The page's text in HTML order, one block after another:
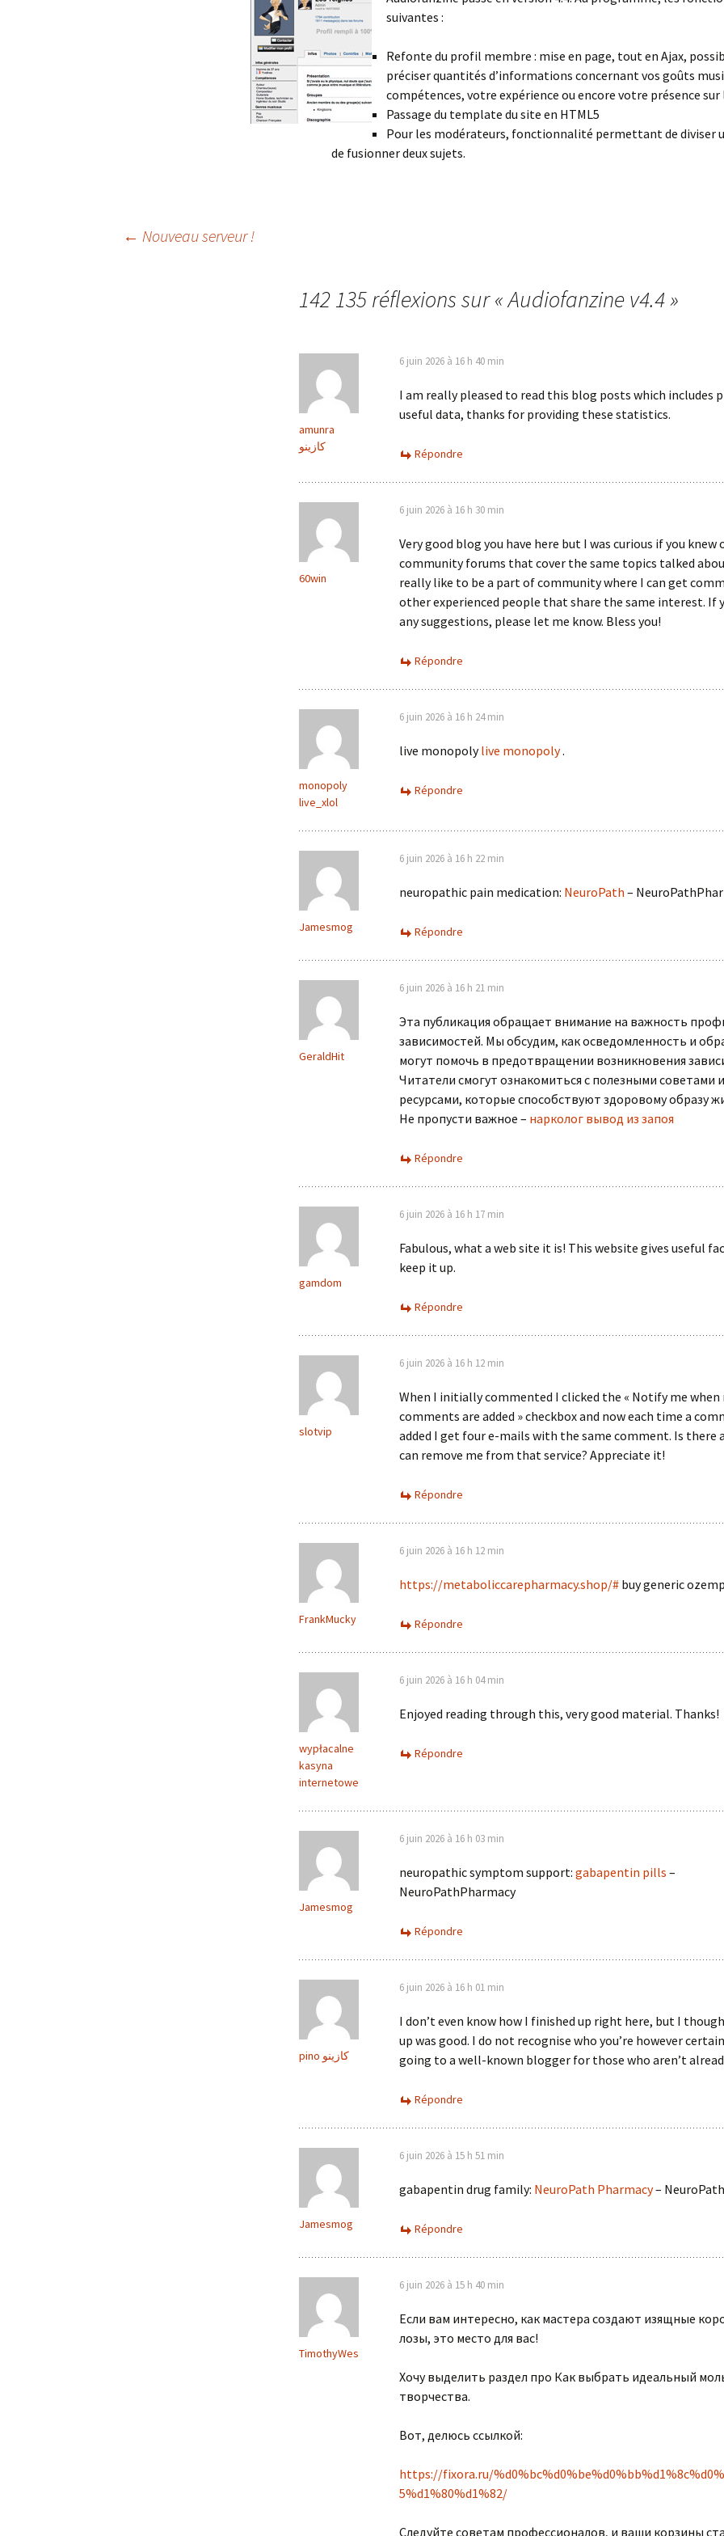
suivantes :
Refonte du profil membre : mise en page, tout en Ajax,
préciser quantités d’informations concernant vos goûts
compétences, votre expérience ou encore votre présence sur
Passage du template du site en HTML5
Pour les modérateurs, fonctionnalité permettant de diviser
de fusionner deux sujets.
Navigation
← Nouveau serveur !
142 135 réflexions sur «Audiofanzine v4.4»
amunra
كازينو
6 juin 2026 à 16 h 40 min
I am really pleased to read this blog posts which includes
useful data, thanks for providing these statistics.
Répondre
60win
6 juin 2026 à 16 h 30 min
Very good blog you have here but I was curious if you knew
community forums that cover the same topics talked
really like to be a part of community where I can get
other experienced people that share the same interest. If
any suggestions, please let me know. Bless you!
Répondre
monopoly
live_xlol
6 juin 2026 à 16 h 24 min
live monopolylive monopoly.
Répondre
Jamesmog
6 juin 2026 à 16 h 22 min
neuropathic pain medication: NeuroPath –
Répondre
GeraldHit
6 juin 2026 à 16 h 21 min
Эта публикация обращает внимание на важность
зависимостей. Мы обсудим, как осведомленность и
могут помочь в предотвращении возникновения
Читатели смогут ознакомиться с полезными советами и
ресурсами, которые способствуют здоровому образу
Не пропусти важное – нарколог вывод из запоя
Répondre
gamdom
6 juin 2026 à 16 h 17 min
Fabulous, what a web site it is! This website gives useful
keep it up.
Répondre
slotvip
6 juin 2026 à 16 h 12 min
When I initially commented I clicked the « Notify me when
comments are added » checkbox and now each time a
added I get four e-mails with the same comment. Is there
can remove me from that service? Appreciate it!
Répondre
FrankMucky
6 juin 2026 à 16 h 12 min
https://metaboliccarepharmacy.shop/# buy generic
Répondre
wypłacalne
kasyna
internetowe
6 juin 2026 à 16 h 04 min
Enjoyed reading through this, very good material. Thanks!
Répondre
Jamesmog
6 juin 2026 à 16 h 03 min
neuropathic symptom support: gabapentin pills –
NeuroPathPharmacy
Répondre
pino كازينو
6 juin 2026 à 16 h 01 min
I don’t even know how I finished up right here, but I
up was good. I do not recognise who you’re however
going to a well-known blogger for those who aren’t
Répondre
Jamesmog
6 juin 2026 à 15 h 51 min
gabapentin drug family: NeuroPath Pharmacy– NeuroPath
Répondre
TimothyWes
6 juin 2026 à 15 h 40 min
Если вам интересно, как мастера создают изящные
лозы, это место для вас!
Хочу выделить раздел про Как выбрать идеальный
творчества.
Вот, делюсь ссылкой:
https://fixora.ru/
5%d1%80%d1%82/
Следуйте советам профессионалов, и ваши корзины